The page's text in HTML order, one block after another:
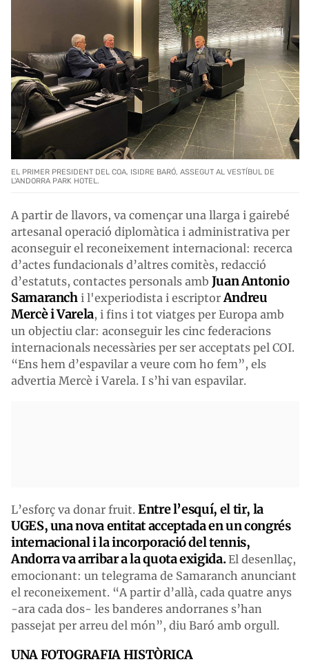
EL PRIMER PRESIDENT DEL COA, ISIDRE BARÓ, ASSEGUT AL VESTÍBUL DE
L'ANDORRA PARK HOTEL.
A partir de llavors, va començar una llarga i gairebé
artesanal operació diplomàtica i administrativa per
aconseguir el reconeixement internacional: recerca
d’actes fundacionals d’altres comitès, redacció
d’estatuts, contactes personals amb Juan Antonio
Samaranchi l'experiodista i escriptorAndreu
Mercè i Varela, i fins i tot viatges per Europa amb
un objectiu clar: aconseguir les cinc federacions
internacionals necessàries per ser acceptats pel COI.
“Ens hem d’espavilar a veure com ho fem”, els
advertia Mercè i Varela. I s’hi van espavilar.
L’esforç va donar fruit. Entre l’esquí, el tir, la
UGES, una nova entitat acceptada en un congrés
internacional i la incorporació del tennis,
Andorra va arribar a la quota exigida.El desenllaç,
emocionant: un telegrama de Samaranch anunciant
el reconeixement. “A partir d’allà, cada quatre anys
-ara cada dos- les banderes andorranes s’han
passejat per arreu del món”, diu Baró amb orgull.
UNA FOTOGRAFIA HISTÒRICA